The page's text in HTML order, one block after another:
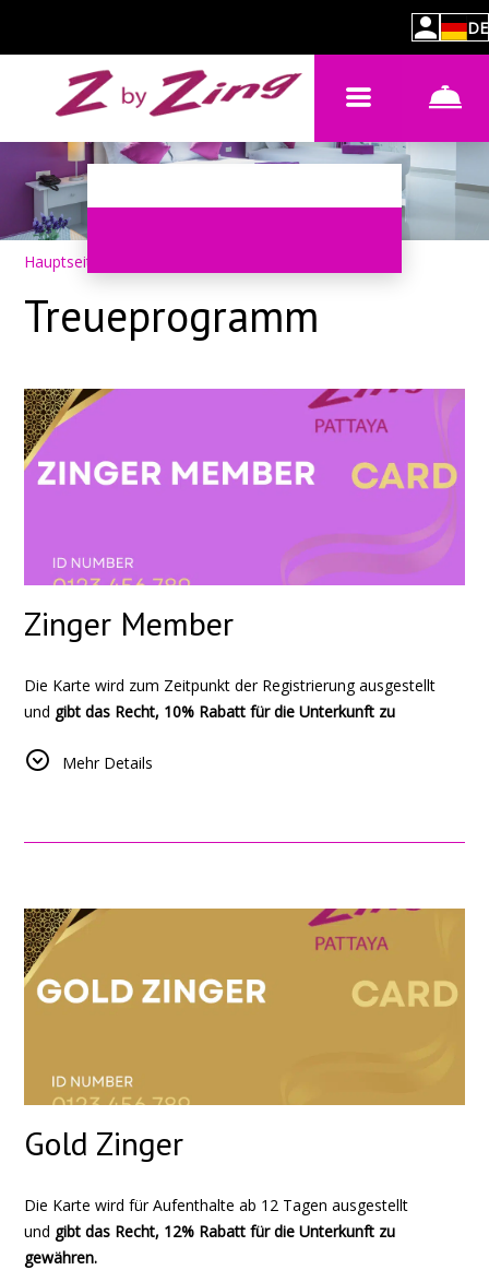
DE
Hauptseite
Treueprogramm
Zinger Member
Die Karte wird zum Zeitpunkt der Registrierung ausgestellt
und gibt das Recht, 10% Rabatt für die Unterkunft zu
Mehr Details
Gold Zinger
Die Karte wird für Aufenthalte ab 12 Tagen ausgestellt
und gibt das Recht, 12% Rabatt für die Unterkunft zu
gewähren.